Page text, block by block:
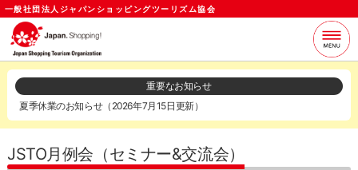
一般社団法人ジャパンショッピングツーリズム協会
当協会について 支援サービス
お知らせ
各種資料 お問い合わせ
重要なお知らせ
夏季休業のお知らせ（2026年7月15日更新）
JSTO月例会（セミナー&交流会）